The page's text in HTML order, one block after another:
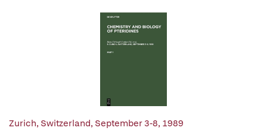
Zurich, Switzerland, September 3-8, 1989